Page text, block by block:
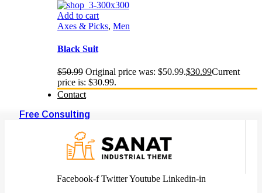
Add to cart
Axes & Picks, Men
Black Suit
$50.99 Original price was: $50.99.$30.99Current
price is: $30.99.
Contact
Free Consulting
Facebook-f Twitter Youtube Linkedin-in